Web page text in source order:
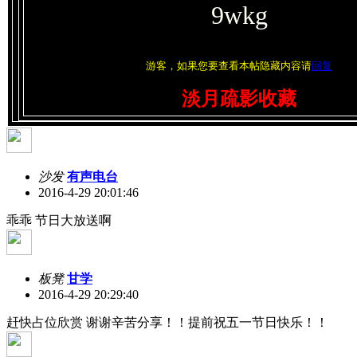
9wkg
游客，如果您要查看本帖隐藏内容请回复
淡月疏影收藏
沙发 有声电台
2016-4-29 20:01:46
乖乖 节日大放送啊
板凳 甘学
2016-4-29 20:29:40
赶快占位欣赏 谢谢辛苦分享！！提前祝五一节日快乐！！